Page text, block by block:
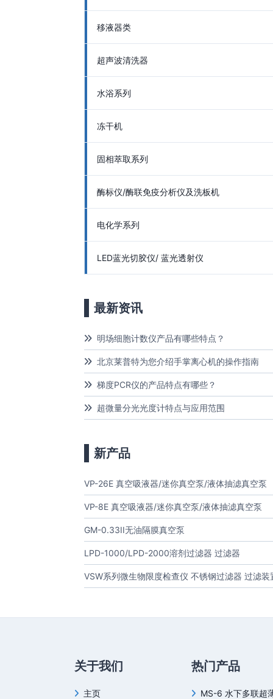
移液器类
超声波清洗器
水浴系列
冻干机
固相萃取系列
酶标仪/酶联免疫分析仪及洗板机
电化学系列
LED蓝光切胶仪/ 蓝光透射仪
最新资讯
明场细胞计数仪产品有哪些特点？
北京莱普特为您介绍手掌离心机的操作指南
梯度PCR仪的产品特点有哪些？
超微量分光光度计特点与应用范围
新产品
VP-26E 真空吸液器/迷你真空泵/液体抽滤真空泵
VP-8E 真空吸液器/迷你真空泵/液体抽滤真空泵
GM-0.33II无油隔膜真空泵
LPD-1000/LPD-2000溶剂过滤器 过滤器
VSW系列微生物限度检查仪 不锈钢过滤器 过滤装
关于我们
主页
热门产品
MS-6 水下多联超